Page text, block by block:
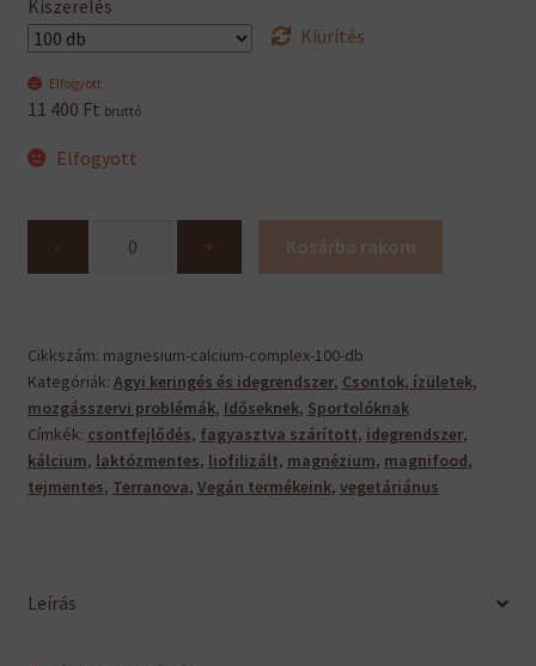
Kiszerelés
Kiürítés
Elfogyott
11 400 Ft bruttó
Elfogyott
- + Kosárba rakom
Cikkszám: magnesium-calcium-complex-100-db
Kategóriák: Agyi keringés és idegrendszer, Csontok, ízületek,
mozgásszervi problémák, Időseknek, Sportolóknak
Címkék: csontfejlődés, fagyasztva szárított, idegrendszer,
kálcium, laktózmentes, liofilizált, magnézium, magnifood,
tejmentes, Terranova, Vegán termékeink, vegetáriánus
Leírás